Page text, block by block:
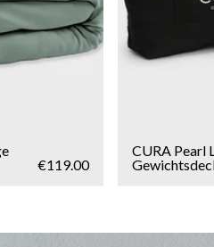
€119.00
CURA Pearl